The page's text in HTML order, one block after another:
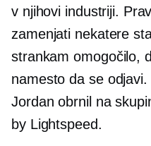
v njihovi industriji.
zamenjati nekatere
strankam omogočilo,
namesto da se
Jordan obrnil na
by Lightspeed.